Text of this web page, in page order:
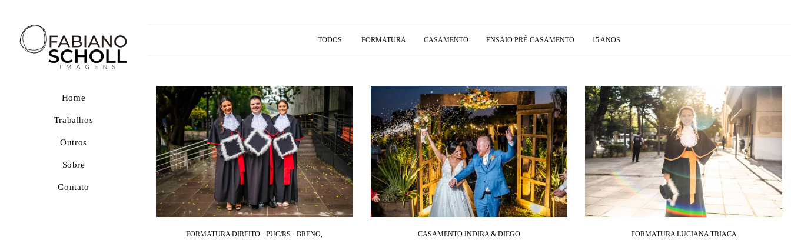
Home
Trabalhos
Outros
Sobre
Contato
TODOS FORMATURA CASAMENTO ENSAIO PRÉ-CASAMENTO 15 ANOS
FORMATURA DIREITO - PUC/RS - BRENO,
CASAMENTO INDIRA & DIEGO
FORMATURA LUCIANA TRIACA